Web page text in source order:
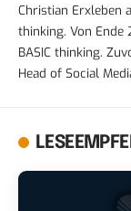
Christian Erxleben
thinking. Von Ende
BASIC thinking.
Head of Social